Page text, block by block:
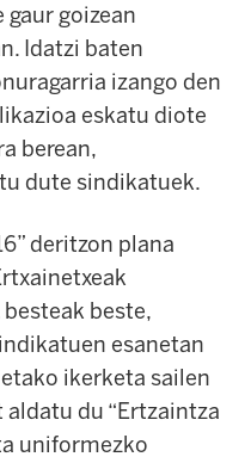
goizean
Idatzi baten
izango den
eskatu diote
berean,
dute sindikatuek.
deritzon plana
beste,
esanetan
ikerketa sailen
du “Ertzaintza
uniformezko